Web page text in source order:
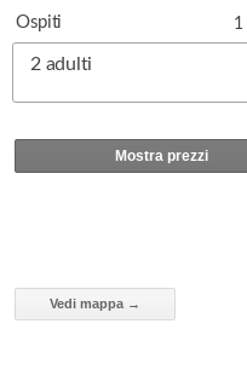
Ospiti
2 adulti
1
Mostra prezzi
Vedi mappa →